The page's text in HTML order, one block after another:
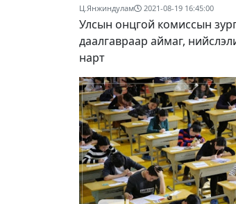
Ц.Янжиндулам 2021-08-19 16:45:00
Улсын онцгой комиссын
даалгавраар аймаг,
нарт